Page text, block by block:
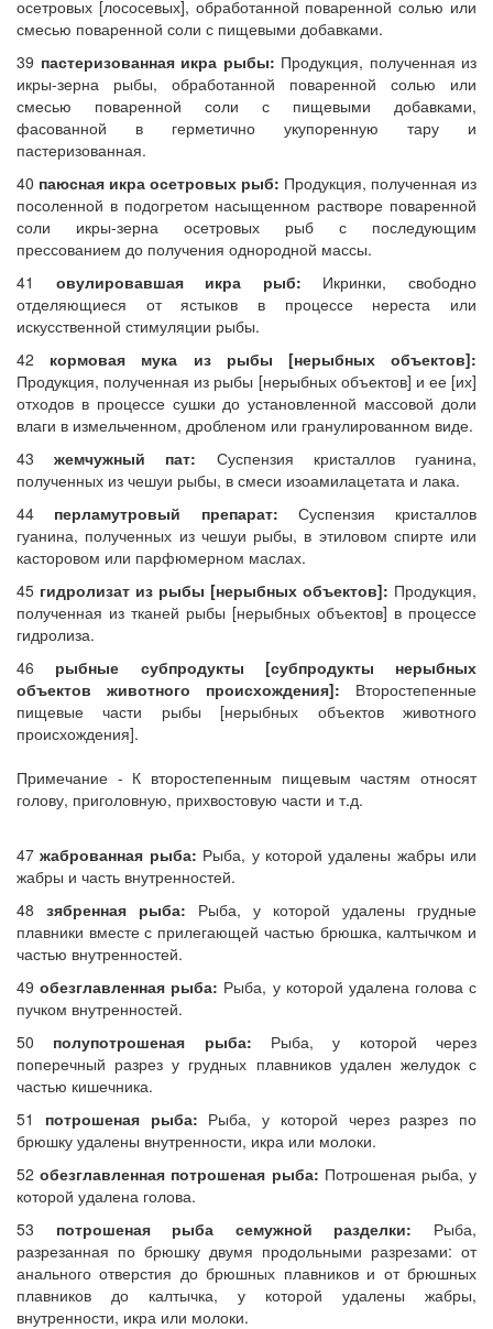
осетровых [лососевых], обработанной поваренной солью или
смесью поваренной соли с пищевыми добавками.
39 пастеризованная икра рыбы: Продукция, полученная из
икры-зерна рыбы, обработанной поваренной солью или
смесью поваренной соли с пищевыми добавками,
фасованной в герметично укупоренную тару и
пастеризованная.
40 паюсная икра осетровых рыб: Продукция, полученная из
посоленной в подогретом насыщенном растворе поваренной
соли икры-зерна осетровых рыб с последующим
прессованием до получения однородной массы.
41 овулировавшая икра рыб: Икринки, свободно
отделяющиеся от ястыков в процессе нереста или
искусственной стимуляции рыбы.
42 кормовая мука из рыбы [нерыбных объектов]:
Продукция, полученная из рыбы [нерыбных объектов] и ее [их]
отходов в процессе сушки до установленной массовой доли
влаги в измельченном, дробленом или гранулированном виде.
43жемчужный пат: Суспензия кристаллов гуанина,
полученных из чешуи рыбы, в смеси изоамилацетата и лака.
44 перламутровый препарат: Суспензия кристаллов
гуанина, полученных из чешуи рыбы, в этиловом спирте или
касторовом или парфюмерном маслах.
45 гидролизат из рыбы [нерыбных объектов]: Продукция,
полученная из тканей рыбы [нерыбных объектов] в процессе
гидролиза.
46 рыбные субпродукты [субпродукты нерыбных
объектов животного происхождения]: Второстепенные
пищевые части рыбы [нерыбных объектов животного
происхождения].
Примечание - К второстепенным пищевым частям относят
голову, приголовную, прихвостовую части и т.д.
47жаброванная рыба: Рыба, у которой удалены жабры или
жабры и часть внутренностей.
48 зябренная рыба: Рыба, у которой удалены грудные
плавники вместе с прилегающей частью брюшка, калтычком и
частью внутренностей.
49обезглавленная рыба: Рыба, у которой удалена голова с
пучком внутренностей.
50 полупотрошеная рыба: Рыба, у которой через
поперечный разрез у грудных плавников удален желудок с
частью кишечника.
51 потрошеная рыба: Рыба, у которой через разрез по
брюшку удалены внутренности, икра или молоки.
52обезглавленная потрошеная рыба: Потрошеная рыба, у
которой удалена голова.
53 потрошеная рыба семужной разделки: Рыба,
разрезанная по брюшку двумя продольными разрезами: от
анального отверстия до брюшных плавников и от брюшных
плавников до калтычка, у которой удалены жабры,
внутренности, икра или молоки.